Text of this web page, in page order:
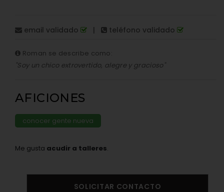
email validado | teléfono validado
Roman se describe como:
"Soy un chico extrovertido, alegre y gracioso"
AFICIONES
conocer gente nueva
Me gusta acudir a talleres.
SOLICITAR CONTACTO